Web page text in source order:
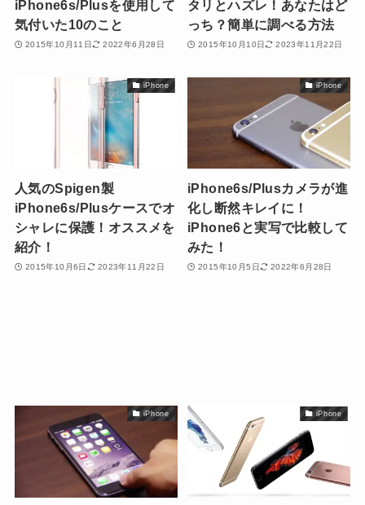
iPhone6s/Plusを使用して
気付いた10のこと
2015年10月11日 2022年6月28日
タリとハズレ！あなたはど
っち？簡単に調べる方法
2015年10月10日 2023年11月22日
iPhone
人気のSpigen製
iPhone6s/Plusケースでオ
シャレに保護！オススメを
紹介！
2015年10月6日 2023年11月22日
iPhone
iPhone6s/Plusカメラが進
化し断然キレイに！
iPhone6と実写で比較して
みた！
2015年10月5日 2022年6月28日
iPhone iPhone